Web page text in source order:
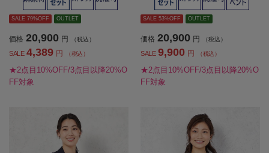
SALE 79%OFF OUTLET
価格 20,900 円 （税込）
SALE 4,389 円 （税込）
★2点目10%OFF/3点目以降20%O
FF対象
ディース】
SALE 53%OFF OUTLET
価格 20,900 円 （税込）
SALE 9,900 円 （税込）
★2点目10%OFF/3点目以降20%O
FF対象